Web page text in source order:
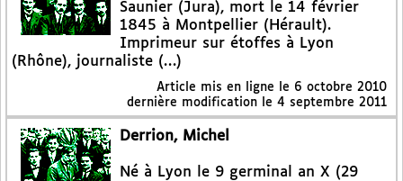
Saunier (Jura), mort le 14 février
1845 à Montpellier (Hérault).
Imprimeur sur étoffes à Lyon
(Rhône), journaliste (…)
Article mis en ligne le 6 octobre 2010
dernière modification le 4 septembre 2011
Derrion, Michel
Né à Lyon le 9 germinal an X (29